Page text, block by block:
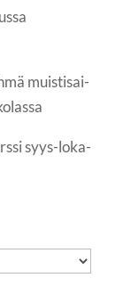
muis­ti­sai­
syys-loka­